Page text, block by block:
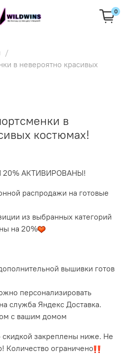
0
в невероятно красивых
в
костюмах!
АКТИВИРОВАНЫ!
распродажи на готовые
из выбранных категорий
на 20%
вышивки готов
персонализировать
служба Яндекс Доставка.
с вашим домом
скидкой закреплены ниже. Не
Количество ограничено